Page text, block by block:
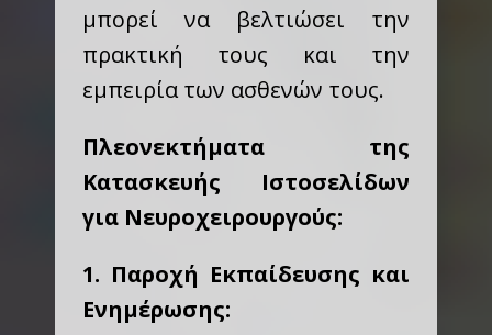
μπορεί να βελτιώσει την
πρακτική τους και την
εμπειρία των ασθενών τους.
Πλεονεκτήματα της
Κατασκευής Ιστοσελίδων
για Νευροχειρουργούς:
1. Παροχή Εκπαίδευσης και
Ενημέρωσης: